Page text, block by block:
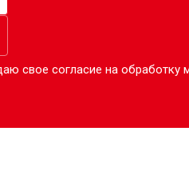
свое согласие на обработку